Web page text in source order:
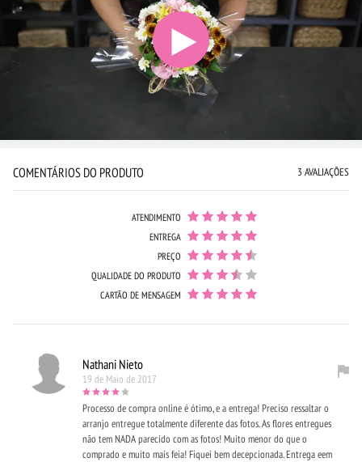
COMENTÁRIOS DO PRODUTO 3 AVALIAÇÕES
ATENDIMENTO
ENTREGA
PREÇO
QUALIDADE DO PRODUTO
CARTÃO DE MENSAGEM
Nathani Nieto
19 de Maio de 2017
Processo de compra online é ótimo, e a entrega! Preciso ressaltar o
arranjo entregue totalmente diferente das fotos. As flores entregues
não tem NADA parecido com as fotos! Muito menor do que o
comprado e muito mais feia! Fiquei bem decepcionada. Entrega eem